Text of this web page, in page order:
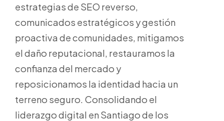
estrategias de SEO reverso,
comunicados estratégicos y gestión
proactiva de comunidades, mitigamos
el daño reputacional, restauramos la
confianza del mercado y
reposicionamos la identidad hacia un
terreno seguro. Consolidando el
liderazgo digital en Santiago de los